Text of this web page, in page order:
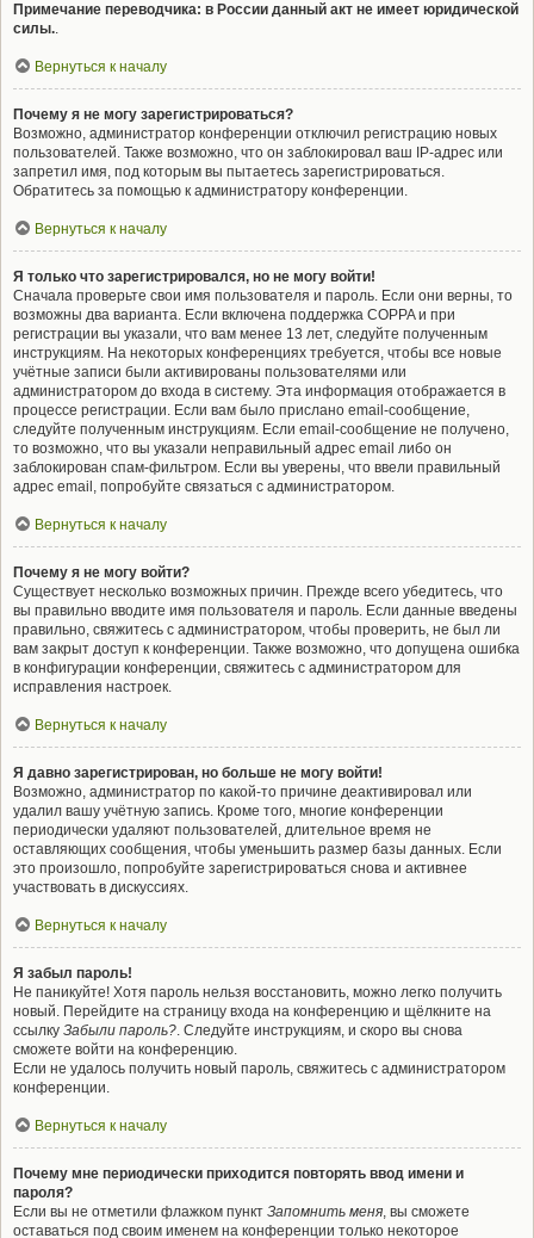
Примечание переводчика: в России данный акт не имеет юридической
силы..
Вернуться к началу
Почему я не могу зарегистрироваться?
Возможно, администратор конференции отключил регистрацию новых
пользователей. Также возможно, что он заблокировал ваш IP-адрес или
запретил имя, под которым вы пытаетесь зарегистрироваться.
Обратитесь за помощью к администратору конференции.
Вернуться к началу
Я только что зарегистрировался, но не могу войти!
Сначала проверьте свои имя пользователя и пароль. Если они верны, то
возможны два варианта. Если включена поддержка COPPA и при
регистрации вы указали, что вам менее 13 лет, следуйте полученным
инструкциям. На некоторых конференциях требуется, чтобы все новые
учётные записи были активированы пользователями или
администратором до входа в систему. Эта информация отображается в
процессе регистрации. Если вам было прислано email-сообщение,
следуйте полученным инструкциям. Если email-сообщение не получено,
то возможно, что вы указали неправильный адрес email либо он
заблокирован спам-фильтром. Если вы уверены, что ввели правильный
адрес email, попробуйте связаться с администратором.
Вернуться к началу
Почему я не могу войти?
Существует несколько возможных причин. Прежде всего убедитесь, что
вы правильно вводите имя пользователя и пароль. Если данные введены
правильно, свяжитесь с администратором, чтобы проверить, не был ли
вам закрыт доступ к конференции. Также возможно, что допущена ошибка
в конфигурации конференции, свяжитесь с администратором для
исправления настроек.
Вернуться к началу
Я давно зарегистрирован, но больше не могу войти!
Возможно, администратор по какой-то причине деактивировал или
удалил вашу учётную запись. Кроме того, многие конференции
периодически удаляют пользователей, длительное время не
оставляющих сообщения, чтобы уменьшить размер базы данных. Если
это произошло, попробуйте зарегистрироваться снова и активнее
участвовать в дискуссиях.
Вернуться к началу
Я забыл пароль!
Не паникуйте! Хотя пароль нельзя восстановить, можно легко получить
новый. Перейдите на страницу входа на конференцию и щёлкните на
ссылку Забыли пароль?. Следуйте инструкциям, и скоро вы снова
сможете войти на конференцию.
Если не удалось получить новый пароль, свяжитесь с администратором
конференции.
Вернуться к началу
Почему мне периодически приходится повторять ввод имени и
пароля?
Если вы не отметили флажком пункт Запомнить меня, вы сможете
оставаться под своим именем на конференции только некоторое